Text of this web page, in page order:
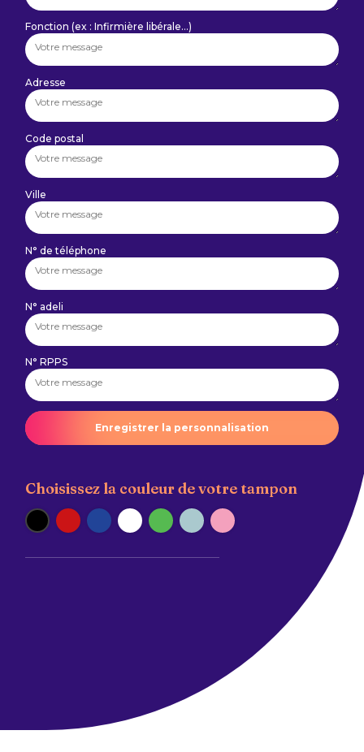
Fonction (ex : Infirmière libérale…)
Adresse
Code postal
Ville
N° de téléphone
N° adeli
N° RPPS
Enregistrer la personnalisation
Choisissez la couleur de votre tampon
Noir Rouge Bleu Blanc Vert Bleu PastelRose Pastel